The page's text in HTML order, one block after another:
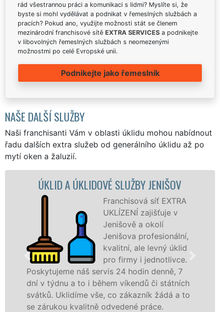
rád všestrannou práci a komunikaci s lidmi? Myslíte si, že
byste si mohl vydělávat a podnikat v řemeslných službách a
pracích? Pokud ano, využijte možnosti stát se členem
mezinárodní franchisové sítě EXTRA SERVICES a podnikejte
v libovolných řemeslných službách s neomezenými
možnostmi po celé Evropské unii.
Podnikejte jako řemeslník
NAŠE DALŠÍ SLUŽBY
Naši franchisanti Vám v oblasti úklidu mohou nabídnout
řadu dalších extra služeb od generálního úklidu až po
mytí oken a žaluzií.
SLUŽBY JENIŠOV
Franchisová síť EXTRA
UKLÍZENÍ zajišťuje v
Jenišově a okolí
Jenišova profesionální,
kvalitní, ale levný úklid
pro firmy i jednotlivce.
servis 24 hodin denně, 7
během víkendů či státních
vše, co zákazník žádá a to
odvedené práce.
ÚKLIDOVÁ
nabízíme pro
státní podniky,
Karlovarském